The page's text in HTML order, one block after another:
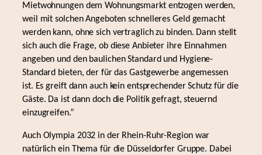
Mietwohnungen dem Wohnungsmarkt entzogen werden,
weil mit solchen Angeboten schnelleres Geld gemacht
werden kann, ohne sich vertraglich zu binden. Dann stellt
sich auch die Frage, ob diese Anbieter ihre Einnahmen
angeben und den baulichen Standard und Hygiene-
Standard bieten, der für das Gastgewerbe angemessen
ist. Es greift dann auch kein entsprechender Schutz für die
Gäste. Da ist dann doch die Politik gefragt, steuernd
einzugreifen.“
Auch Olympia 2032 in der Rhein-Ruhr-Region war
natürlich ein Thema für die Düsseldorfer Gruppe. Dabei